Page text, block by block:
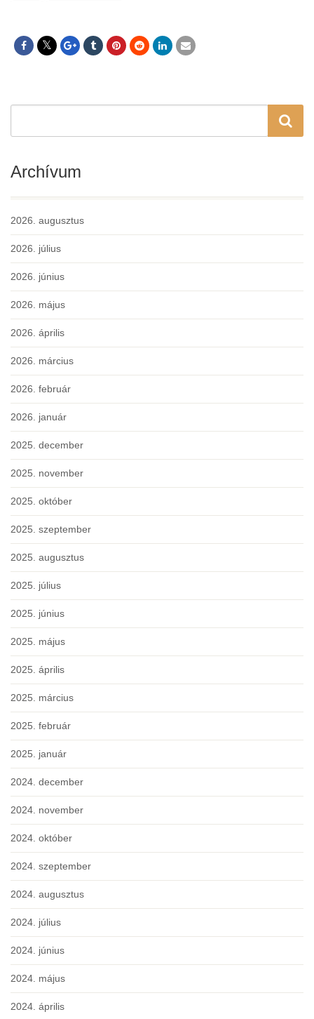
Archívum
2026. augusztus
2026. július
2026. június
2026. május
2026. április
2026. március
2026. február
2026. január
2025. december
2025. november
2025. október
2025. szeptember
2025. augusztus
2025. július
2025. június
2025. május
2025. április
2025. március
2025. február
2025. január
2024. december
2024. november
2024. október
2024. szeptember
2024. augusztus
2024. július
2024. június
2024. május
2024. április